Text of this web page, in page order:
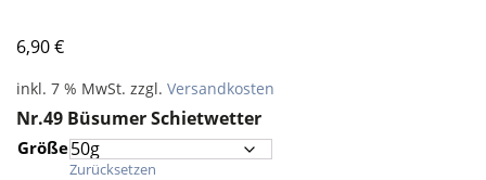
6,90€
inkl. 7 % MwSt. zzgl. Versandkosten
Nr.49 Büsumer Schietwetter
Größe
Zurücksetzen